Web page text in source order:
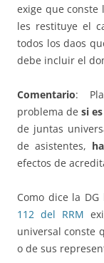
exige que conste
les restituye el
todos los daos
debe incluir el
Comentario:
problema desi
de juntas
de asistentes,
efectos de
Como dice la
112 del RRM
universal conste
o de sus